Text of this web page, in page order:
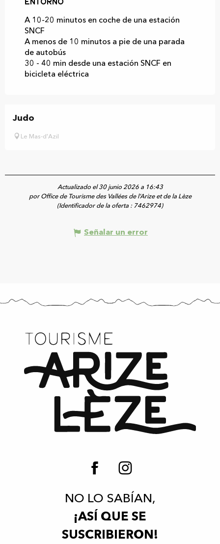
Entorno
Entorno
A 10-20 minutos en coche de una estación
SNCF
A menos de 10 minutos a pie de una parada
de autobús
30 - 40 min desde una estación SNCF en
bicicleta eléctrica
Judo
Le Mas-d'Azil
Actualizado el 30 junio 2026 a 16:43
por Office de Tourisme des Vallées de l’Arize et de la Lèze
(Identificador de la oferta : 7462974)
Señalar un error
NO LO SABÍAN,
¡ASÍ QUE SE
SUSCRIBIERON!